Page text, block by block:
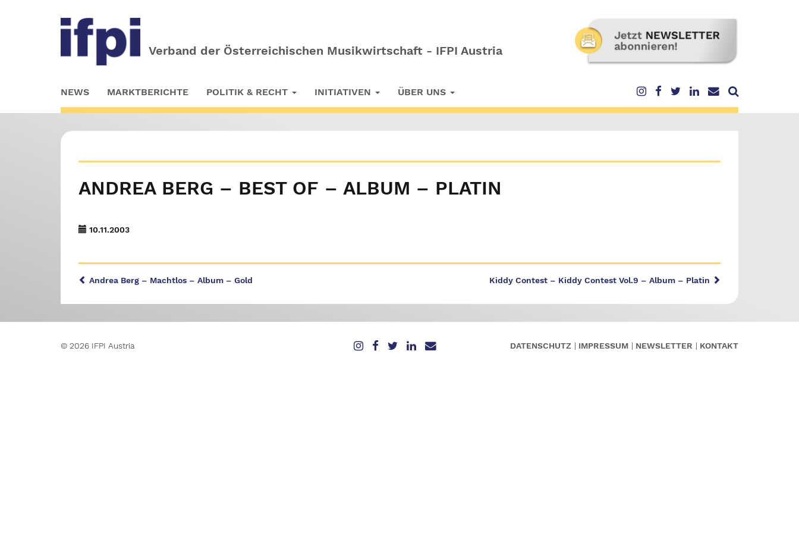
Verband der Österreichischen Musikwirtschaft - IFPI Austria
to
main
NEWS MARKTBERICHTE POLITIK & RECHT INITIATIVEN ÜBER UNS
ANDREA BERG – BEST OF – ALBUM – PLATIN
10.11.2003
Kiddy Contest – Kiddy Contest Vol.9 – Album – Platin
Andrea Berg – Machtlos – Album – Gold
© 2026 IFPI Austria DATENSCHUTZ IMPRESSUM NEWSLETTER KONTAKT